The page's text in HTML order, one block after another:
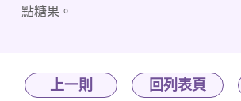
點糖果。
上一則 回列表頁